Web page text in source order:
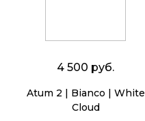
4 500 руб.
Atum 2 | Bianco | White
Cloud